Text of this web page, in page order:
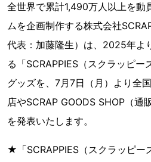
全世界で累計1,490万人以上を動
ムを企画制作する株式会社
代表：加藤隆生）は、2025年よ
る「SCRAPPIES（スクラッピ
グッズを、7月7日（月）より全
店やSCRAP GOODS SHOP（通
を発表いたします。
★「SCRAPPIES（スクラッピー